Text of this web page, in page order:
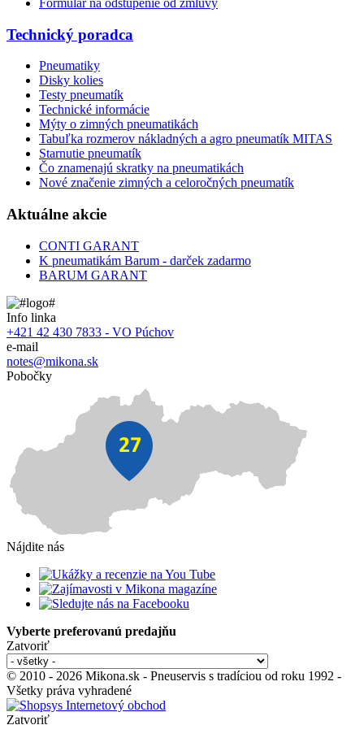
Formulár na odstúpenie od zmluvy
Technický poradca
Pneumatiky
Disky kolies
Testy pneumatík
Technické informácie
Mýty o zimných pneumatikách
Tabuľka rozmerov nákladných a agro pneumatík MITAS
Starnutie pneumatík
Čo znamenajú skratky na pneumatikách
Nové značenie zimných a celoročných pneumatík
Aktuálne akcie
CONTI GARANT
K pneumatikám Barum - darček zadarmo
BARUM GARANT
Info linka
+421 42 430 7833 - VO Púchov
e-mail
notes@mikona.sk
Pobočky
Nájdite nás
Vyberte preferovanú predajňu
Zatvoriť
© 2010 - 2026 Mikona.sk - Pneuservis s tradíciou od roku 1992 -
Všetky práva vyhradené
Zatvoriť